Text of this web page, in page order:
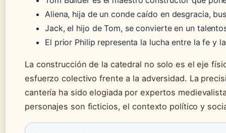
Aliena, hija de un conde caído en desgracia,
Jack, el hijo de Tom, se convierte en un
El prior Philip representa la lucha entre la fe y
La construcción de la catedral no solo es el eje
esfuerzo colectivo frente a la adversidad. La
cantería ha sido elogiada por expertos
personajes son ficticios, el contexto político y